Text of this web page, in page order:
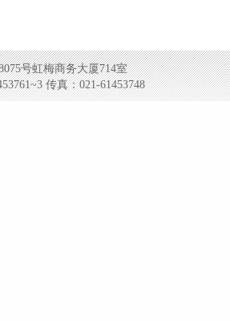
号虹梅商务大厦714室
传真：021-61453748